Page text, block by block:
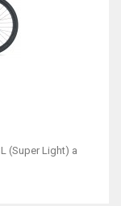
(Super Light) a